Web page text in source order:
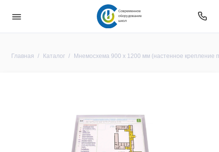
Современное
оборудование
школ
Главная Каталог Мнемосхема 900 х 1200 мм (настенное крепление